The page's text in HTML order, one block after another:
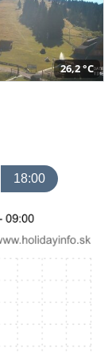
26,2 °C
18:00